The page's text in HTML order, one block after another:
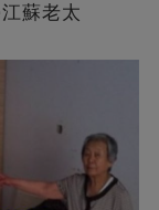
蘇老太